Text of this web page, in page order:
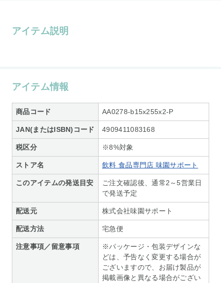
アイテム説明
アイテム情報
商品コード AA0278-b15x255x2-P
JAN(またはISBN)コード 4909411083168
税区分 ※8%対象
ストア名 飲料 食品専門店 味園サポート
このアイテムの発送目安
ご注文確認後、通常2～5営業日
で発送予定
配送元 株式会社味園サポート
配送方法 宅急便
注意事項／留意事項
※パッケージ・包装デザインな
どは、予告なく変更する場合が
ございますので、お届け製品が
掲載画像と異なる場合がござい